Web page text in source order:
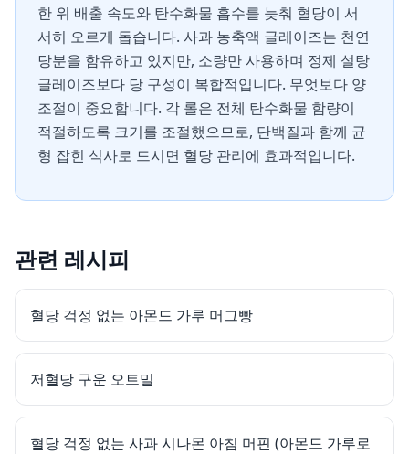
한 위 배출 속도와 탄수화물 흡수를 늦춰 혈당이 서
서히 오르게 돕습니다. 사과 농축액 글레이즈는 천연
당분을 함유하고 있지만, 소량만 사용하며 정제 설탕
글레이즈보다 당 구성이 복합적입니다. 무엇보다 양
조절이 중요합니다. 각 롤은 전체 탄수화물 함량이
적절하도록 크기를 조절했으므로, 단백질과 함께 균
형 잡힌 식사로 드시면 혈당 관리에 효과적입니다.
관련 레시피
혈당 걱정 없는 아몬드 가루 머그빵
저혈당 구운 오트밀
혈당 걱정 없는 사과 시나몬 아침 머핀 (아몬드 가루로